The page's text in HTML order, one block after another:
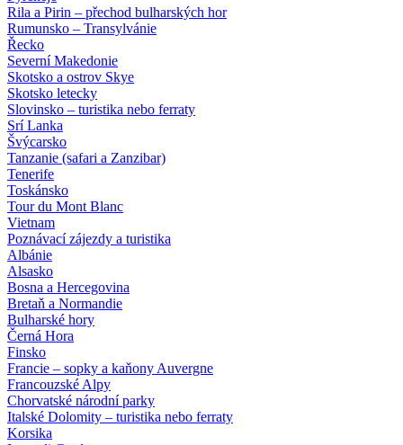
Rila a Pirin – přechod bulharských hor
Rumunsko – Transylvánie
Řecko
Severní Makedonie
Skotsko a ostrov Skye
Skotsko letecky
Slovinsko – turistika nebo ferraty
Srí Lanka
Švýcarsko
Tanzanie (safari a Zanzibar)
Tenerife
Toskánsko
Tour du Mont Blanc
Vietnam
Poznávací zájezdy a turistika
Albánie
Alsasko
Bosna a Hercegovina
Bretaň a Normandie
Bulharské hory
Černá Hora
Finsko
Francie – sopky a kaňony Auvergne
Francouzské Alpy
Chorvatské národní parky
Italské Dolomity – turistika nebo ferraty
Korsika